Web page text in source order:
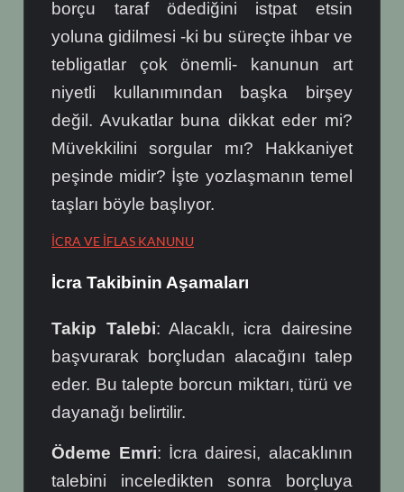
borçu taraf ödediğini istpat etsin
yoluna gidilmesi -ki bu süreçte ihbar ve
tebligatlar çok önemli- kanunun art
niyetli kullanımından başka birşey
değil. Avukatlar buna dikkat eder mi?
Müvekkilini sorgular mı? Hakkaniyet
peşinde midir? İşte yozlaşmanın temel
taşları böyle başlıyor.
İCRA VE İFLAS KANUNU
İcra Takibinin Aşamaları
Takip Talebi: Alacaklı, icra dairesine
başvurarak borçludan alacağını talep
eder. Bu talepte borcun miktarı, türü ve
dayanağı belirtilir.
Ödeme Emri: İcra dairesi, alacaklının
talebini inceledikten sonra borçluya